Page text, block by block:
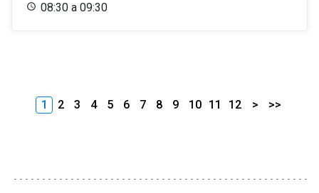
08:30 a 09:30
1 2 3 4 5 6 7 8 9 10 11 12 > >>